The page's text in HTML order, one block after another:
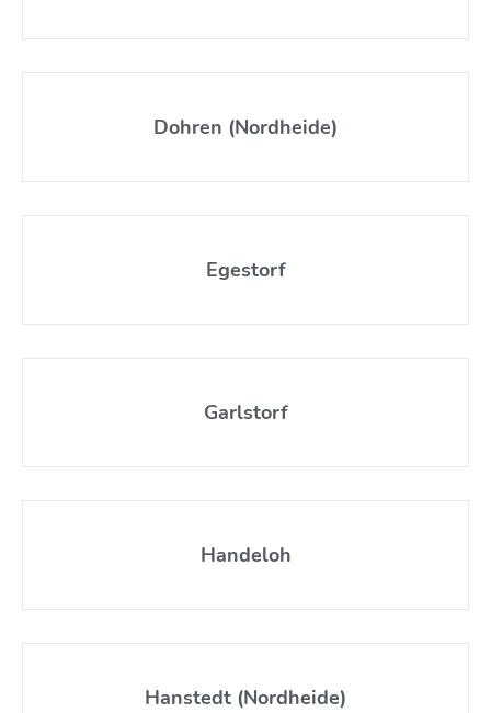
Dohren (Nordheide)
Egestorf
Garlstorf
Handeloh
Hanstedt (Nordheide)